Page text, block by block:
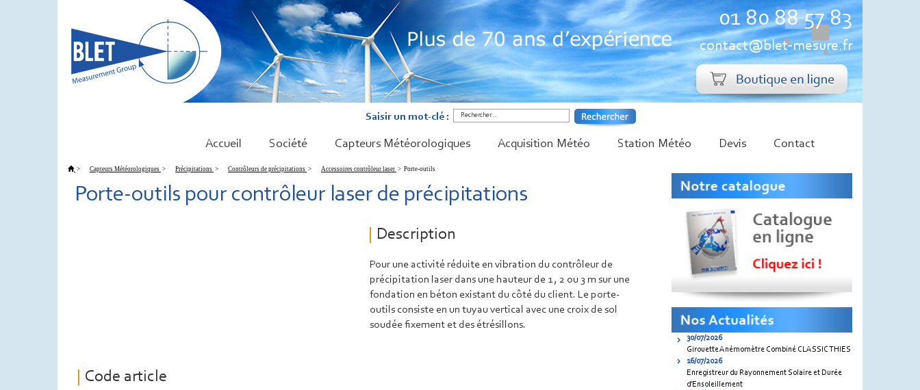
01 80 88 57 83
contact@blet-mesure.fr
Saisir un mot-clé :
Accueil Société Capteurs Météorologiques Acquisition Météo Station Météo Devis Contact
> Capteurs Météorologiques > Précipitations > Contrôleurs de précipitations > Accessoires contrôleur laser > Porte-outils
Porte-outils pour contrôleur laser de précipitations
Description
Pour une activité réduite en vibration du contrôleur de
précipitation laser dans une hauteur de 1 , 2 ou 3 m sur une
fondation en béton existant du côté du client. Le porte-
outils consiste en un tuyau vertical avec une croix de sol
soudée fixement et des étrésillons.
Code article
30/07/2026
Girouette Anémomètre Combiné CLASSIC THIES
16/07/2026
Enregistreur du Rayonnement Solaire et Durée
d'Ensoleillement